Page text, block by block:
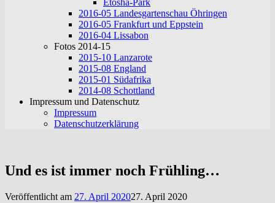
Etosha-Park
2016-05 Landesgartenschau Öhringen
2016-05 Frankfurt und Eppstein
2016-04 Lissabon
Fotos 2014-15
2015-10 Lanzarote
2015-08 England
2015-01 Südafrika
2014-08 Schottland
Impressum und Datenschutz
Impressum
Datenschutzerklärung
Und es ist immer noch Frühling…
Veröffentlicht am 27. April 202027. April 2020